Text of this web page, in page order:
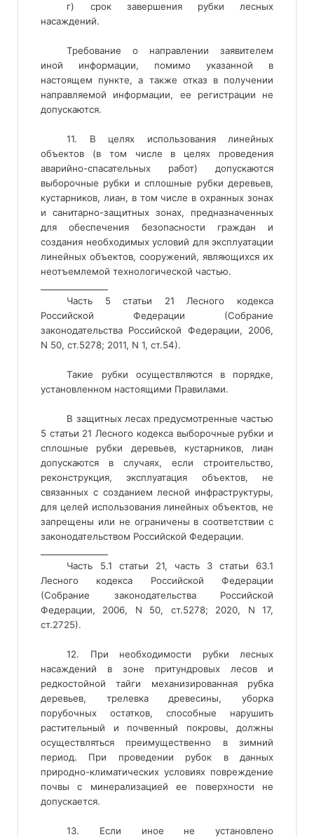
г) срок завершения рубки лесных
насаждений.
Требование о направлении заявителем
иной информации, помимо указанной в
настоящем пункте, а также отказ в получении
направляемой информации, ее регистрации не
допускаются.
11. В целях использования линейных
объектов (в том числе в целях проведения
аварийно-спасательных работ) допускаются
выборочные рубки и сплошные рубки деревьев,
кустарников, лиан, в том числе в охранных зонах
и санитарно-защитных зонах, предназначенных
для обеспечения безопасности граждан и
создания необходимых условий для эксплуатации
линейных объектов, сооружений, являющихся их
неотъемлемой технологической частью.
Часть 5 статьи 21 Лесного кодекса
Российской Федерации (Собрание
законодательства Российской Федерации, 2006,
N 50, ст.5278; 2011, N 1, ст.54).
Такие рубки осуществляются в порядке,
установленном настоящими Правилами.
В защитных лесах предусмотренные частью
5 статьи 21 Лесного кодекса выборочные рубки и
сплошные рубки деревьев, кустарников, лиан
допускаются в случаях, если строительство,
реконструкция, эксплуатация объектов, не
связанных с созданием лесной инфраструктуры,
для целей использования линейных объектов, не
запрещены или не ограничены в соответствии с
законодательством Российской Федерации.
Часть 5.1 статьи 21, часть 3 статьи 63.1
Лесного кодекса Российской Федерации
(Собрание законодательства Российской
Федерации, 2006, N 50, ст.5278; 2020, N 17,
ст.2725).
12. При необходимости рубки лесных
насаждений в зоне притундровых лесов и
редкостойной тайги механизированная рубка
деревьев, трелевка древесины, уборка
порубочных остатков, способные нарушить
растительный и почвенный покровы, должны
осуществляться преимущественно в зимний
период. При проведении рубок в данных
природно-климатических условиях повреждение
почвы с минерализацией ее поверхности не
допускается.
13. Если иное не установлено